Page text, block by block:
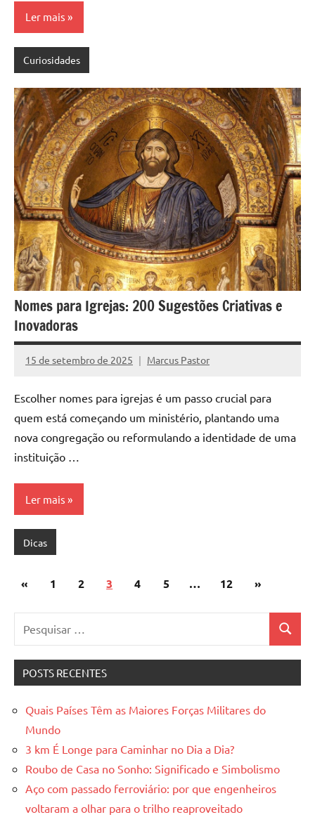
Ler mais
Curiosidades
Nomes para Igrejas: 200 Sugestões Criativas e
Inovadoras
15 de setembro de 2025 Marcus Pastor
Nenhum
Escolher nomes para igrejas é um passo crucial para
quem está começando um ministério, plantando uma
nova congregação ou reformulando a identidade de uma
instituição …
Ler mais
Dicas
Paginação
posts
«Post1 2 3 4 5 … 12
Post
»
POSTS RECENTES
Quais Países Têm as Maiores Forças Militares do
Mundo
3 km É Longe para Caminhar no Dia a Dia?
Roubo de Casa no Sonho: Significado e Simbolismo
Aço com passado ferroviário: por que engenheiros
voltaram a olhar para o trilho reaproveitado